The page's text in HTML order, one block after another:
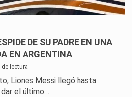
DE SU PADRE EN UNA
EN ARGENTINA
lectura
Liones Messi llegó hasta
dar el último…